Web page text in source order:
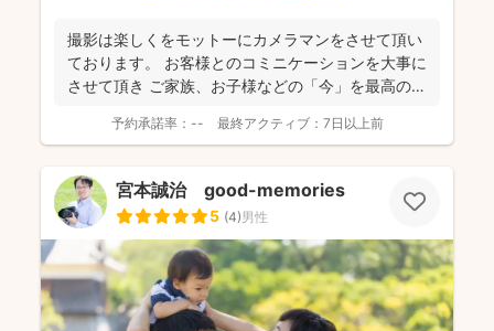
撮影は楽しくをモットーにカメラマンをさせて頂い
ております。 お客様とのコミニケーションを大事に
させて頂き ご家族、お子様などの「今」を最高の状
予約承諾率： -- 最終アクティブ： 7日以上前
宮本誠治 good-memories
5 (4)男性